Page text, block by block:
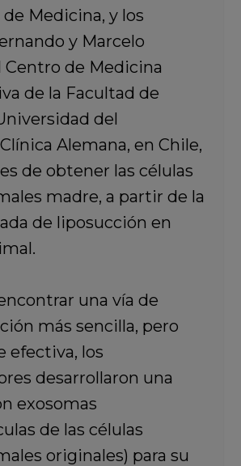
Medicina, y los
y Marcelo
Centro de Medicina
de la Facultad de
del
Alemana, en Chile,
de obtener las células
madre, a partir de la
de liposucción en
una vía de
más sencilla, pero
efectiva, los
desarrollaron una
exosomas
de las células
originales) para su